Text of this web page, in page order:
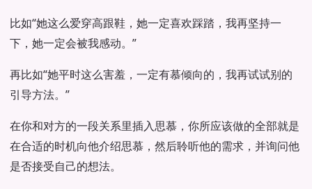
比如“她这么爱穿高跟鞋，她一定喜欢踩踏，我再坚持一
下，她一定会被我感动。”
再比如“她平时这么害羞，一定有慕倾向的，我再试试别的
引导方法。”
在你和对方的一段关系里插入思慕，你所应该做的全部就是
在合适的时机向他介绍思慕，然后聆听他的需求，并询问他
是否接受自己的想法。